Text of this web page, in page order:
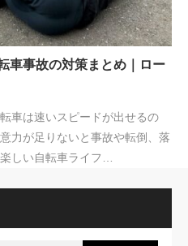
車事故の対策まとめ｜ロー
車は速いスピードが出せるの
力が足りないと事故や転倒、落
しい自転車ライフ…